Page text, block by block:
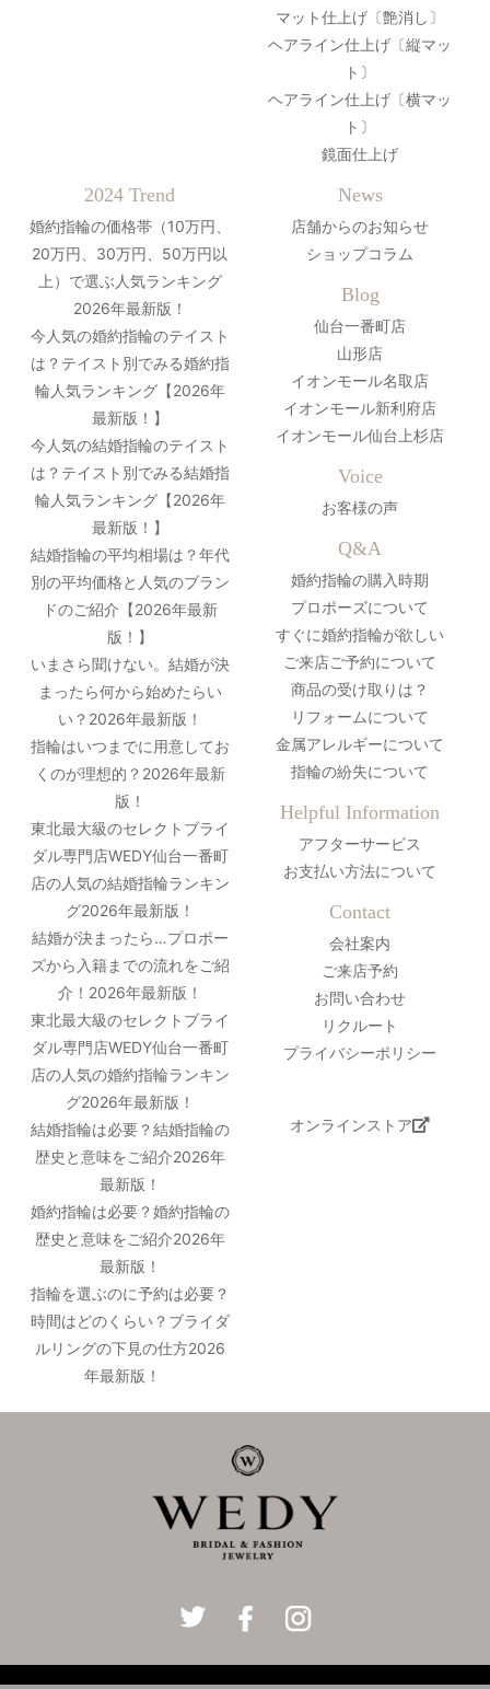
マット仕上げ〔艶消し〕
ヘアライン仕上げ〔縦マッ
ト〕
ヘアライン仕上げ〔横マッ
ト〕
鏡面仕上げ
2024 Trend
婚約指輪の価格帯（10万円、
20万円、30万円、50万円以
上）で選ぶ人気ランキング
2026年最新版！
今人気の婚約指輪のテイスト
は？テイスト別でみる婚約指
輪人気ランキング【2026年
最新版！】
今人気の結婚指輪のテイスト
は？テイスト別でみる結婚指
輪人気ランキング【2026年
最新版！】
結婚指輪の平均相場は？年代
別の平均価格と人気のブラン
ドのご紹介【2026年最新
版！】
いまさら聞けない。結婚が決
まったら何から始めたらい
い？2026年最新版！
指輪はいつまでに用意してお
くのが理想的？2026年最新
版！
東北最大級のセレクトブライ
ダル専門店WEDY仙台一番町
店の人気の結婚指輪ランキン
グ2026年最新版！
結婚が決まったら…プロポー
ズから入籍までの流れをご紹
介！2026年最新版！
東北最大級のセレクトブライ
ダル専門店WEDY仙台一番町
店の人気の婚約指輪ランキン
グ2026年最新版！
結婚指輪は必要？結婚指輪の
歴史と意味をご紹介2026年
最新版！
婚約指輪は必要？婚約指輪の
歴史と意味をご紹介2026年
最新版！
指輪を選ぶのに予約は必要？
時間はどのくらい？ブライダ
ルリングの下見の仕方2026
年最新版！
News
店舗からのお知らせ
ショップコラム
Blog
仙台一番町店
山形店
イオンモール名取店
イオンモール新利府店
イオンモール仙台上杉店
Voice
お客様の声
Q&A
婚約指輪の購入時期
プロポーズについて
すぐに婚約指輪が欲しい
ご来店ご予約について
商品の受け取りは？
リフォームについて
金属アレルギーについて
指輪の紛失について
Helpful Information
アフターサービス
お支払い方法について
Contact
会社案内
ご来店予約
お問い合わせ
リクルート
プライバシーポリシー
オンラインストア